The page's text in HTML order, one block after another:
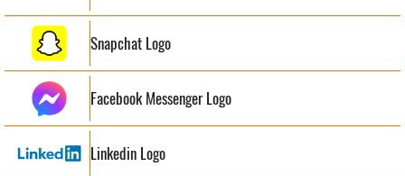
Snapchat Logo
Facebook Messenger Logo
Linkedin Logo